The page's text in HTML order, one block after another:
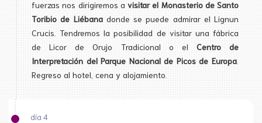
fuerzas nos dirigiremos a visitar el Monasterio de Santo
Toribio de Liébanadonde se puede admirar el Lignun
Crucis. Tendremos la posibilidad de visitar una fábrica
de Licor de Orujo Tradicional o el Centro de
Interpretación del Parque Nacional de Picos de Europa
Regreso al hotel, cena y alojamiento.
día 4